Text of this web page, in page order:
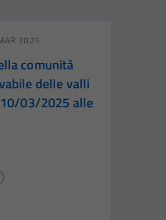
2025
comunità
delle valli
03/2025 alle